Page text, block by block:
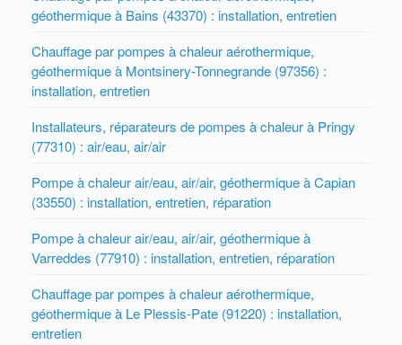
géothermique à Bains (43370) : installation, entretien
Chauffage par pompes à chaleur aérothermique,
géothermique à Montsinery-Tonnegrande (97356) :
installation, entretien
Installateurs, réparateurs de pompes à chaleur à Pringy
(77310) : air/eau, air/air
Pompe à chaleur air/eau, air/air, géothermique à Capian
(33550) : installation, entretien, réparation
Pompe à chaleur air/eau, air/air, géothermique à
Varreddes (77910) : installation, entretien, réparation
Chauffage par pompes à chaleur aérothermique,
géothermique à Le Plessis-Pate (91220) : installation,
entretien